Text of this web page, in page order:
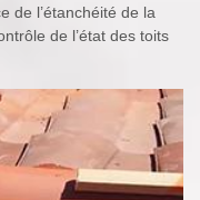
de l’étanchéité de la
de l’état des toits